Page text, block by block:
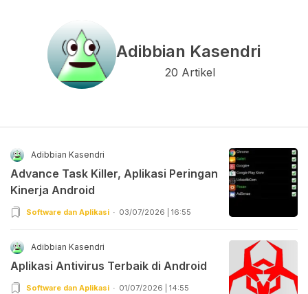
Adibbian Kasendri
20 Artikel
Adibbian Kasendri
Advance Task Killer, Aplikasi Peringan
Kinerja Android
Software dan Aplikasi 03/07/2026 | 16:55
Adibbian Kasendri
Aplikasi Antivirus Terbaik di Android
Software dan Aplikasi 01/07/2026 | 14:55